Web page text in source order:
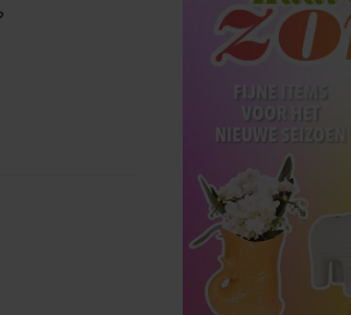
Met de Santé
week tips om